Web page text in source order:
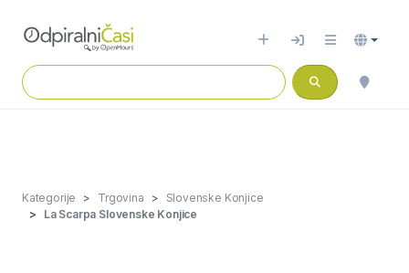
Kategorije Trgovina
Slovenske Konjice
La Scarpa Slovenske Konjice